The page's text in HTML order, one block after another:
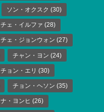
ソン・オクスク (30)
チェ・イルファ (28)
チェ・ジョンウォン (27)
チャン・ヨン (24)
チョン・エリ (30)
チョン・ヘソン (35)
ナ・ヨンヒ (26)